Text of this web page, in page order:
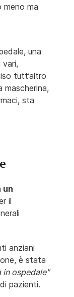
meno ma
una
vari,
tutt’altro
mascherina,
sta
un
il
anziani
è stata
in ospedale"
pazienti.